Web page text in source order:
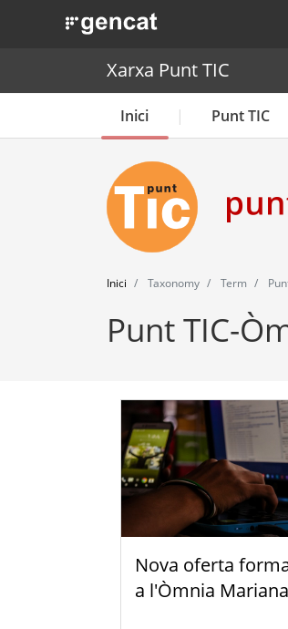
. Obre en una nova finestra.
Xarxa Punt TIC
Inici Punt TIC
Inici Taxonomy Term
Punt TIC-
Nova oferta
a l'Òmnia